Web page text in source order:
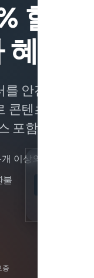
할인
택
를 안전하게 유
콘텐츠에 접근
포함.
이상의 서버
불
증